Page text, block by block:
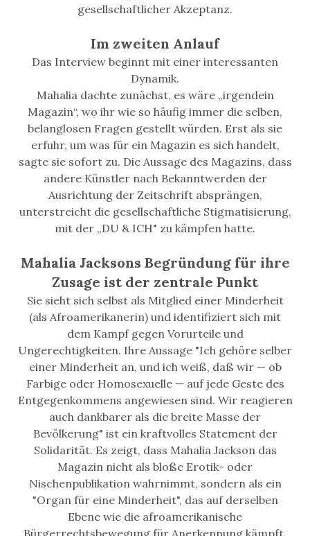
gesellschaftlicher Akzeptanz.
Im zweiten Anlauf
Das Interview beginnt mit einer interessanten
Dynamik.
Mahalia dachte zunächst, es wäre „irgendein
Magazin“, wo ihr wie so häufig immer die selben,
belanglosen Fragen gestellt würden. Erst als sie
erfuhr, um was für ein Magazin es sich handelt,
sagte sie sofort zu. Die Aussage des Magazins, dass
andere Künstler nach Bekanntwerden der
Ausrichtung der Zeitschrift absprängen,
unterstreicht die gesellschaftliche Stigmatisierung,
mit der „DU & ICH" zu kämpfen hatte.
Mahalia Jacksons Begründung für ihre
Zusage ist der zentrale Punkt
Sie sieht sich selbst als Mitglied einer Minderheit
(als Afroamerikanerin) und identifiziert sich mit
dem Kampf gegen Vorurteile und
Ungerechtigkeiten. Ihre Aussage "Ich gehöre selber
einer Minderheit an, und ich weiß, daß wir — ob
Farbige oder Homosexuelle — auf jede Geste des
Entgegenkommens angewiesen sind. Wir reagieren
auch dankbarer als die breite Masse der
Bevölkerung" ist ein kraftvolles Statement der
Solidarität. Es zeigt, dass Mahalia Jackson das
Magazin nicht als bloße Erotik- oder
Nischenpublikation wahrnimmt, sondern als ein
"Organ für eine Minderheit", das auf derselben
Ebene wie die afroamerikanische
Bürgerrechtsbewegung für Anerkennung kämpft.